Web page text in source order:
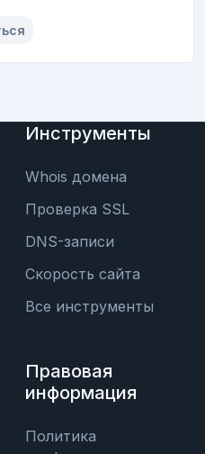
Инструменты
Whois домена
Проверка SSL
DNS-записи
Скорость сайта
Все инструменты
Правовая
информация
Политика